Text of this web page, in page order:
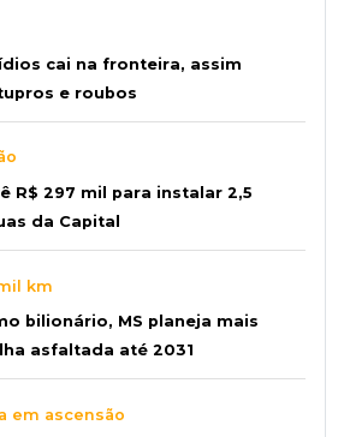
cai na fronteira, assim
e roubos
R$ 297 mil para instalar 2,5
da Capital
km
bilionário, MS planeja mais
asfaltada até 2031
em ascensão